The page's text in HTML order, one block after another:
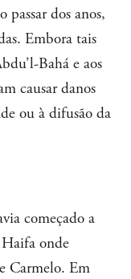
passar dos anos,
Embora tais
Bahá e aos
causar danos
ou à difusão da
começado a
onde
Carmelo. Em